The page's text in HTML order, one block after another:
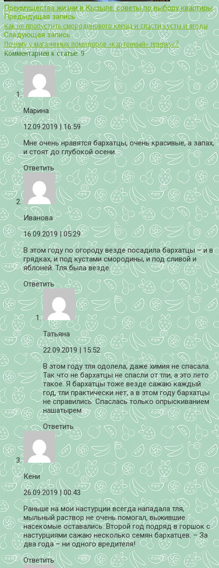
Преимущества жизни в Кызыле: советы по выбору квартиры
Предыдущая запись
Как не пропустить смородинового клеща и спасти кусты и ягоды
Следующая запись
Почему у магазинных помидоров «картонный» привкус?
Комментариев к статье: 9
Марина
12.09.2019| 16:59
Мне очень нравятся бархатцы, очень красивые, а запах,
и стоят до глубокой осени.
Ответить
Иванова
16.09.2019| 05:29
В этом году по огороду везде посадила бархатцы – и в
грядках, и под кустами смородины, и под сливой и
яблоней. Тля была везде.
Ответить
Татьяна
22.09.2019 | 15:52
В этом году тля одолела, даже химия не спасала.
Так что не бархатцы не спасли от тли, а это лето
такое. Я бархатцы тоже везде сажаю каждый
год, тли практически нет, а в этом году бархатцы
не справились. Спаслась только опрыскиванием
нашатырем.
Ответить
Кени
26.09.2019| 00:43
Раньше на мои настурции всегда нападала тля,
мыльный раствор не очень помогал, выжившие
насекомые оставались. Второй год подряд в горшок с
настурциями сажаю несколько семян бархатцев. – За
два года – ни одного вредителя!
Ответить